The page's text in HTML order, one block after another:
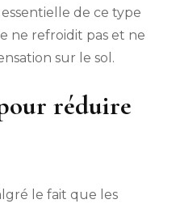
de ce type
ne refroidit pas et ne
sur le sol.
réduire
le fait que les